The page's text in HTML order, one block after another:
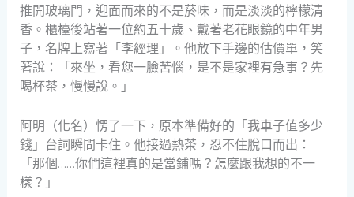
推開玻璃門，迎面而來的不是菸味，而是淡淡的檸檬清
香。櫃檯後站著一位約五十歲、戴著老花眼鏡的中年男
子，名牌上寫著「李經理」。他放下手邊的估價單，笑
著說：「來坐，看您一臉苦惱，是不是家裡有急事？先
喝杯茶，慢慢說。」
阿明（化名）愣了一下，原本準備好的「我車子值多少
錢」台詞瞬間卡住。他接過熱茶，忍不住脫口而出：
「那個……你們這裡真的是當鋪嗎？怎麼跟我想的不一
樣？」